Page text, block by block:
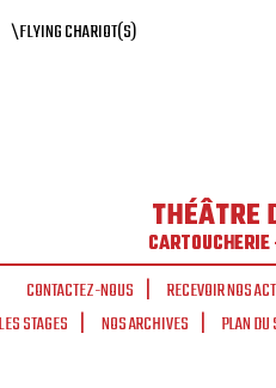
\FLYING CHARIOT(S)
THÉÂTRE
CONTACTEZ-NOUS
RECEVOIR NOS
LES STAGES
NOS ARCHIVES PLAN DU